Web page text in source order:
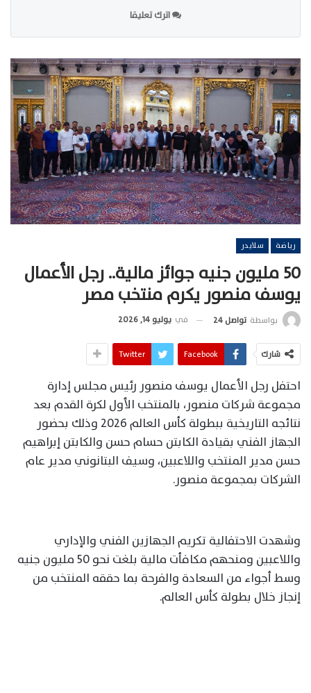
اترك تعليقا
رياضة سلايدر
50 مليون جنيه جوائز مالية.. رجل الأعمال
يوسف منصور يكرم منتخب مصر
بواسطة تواصل 24 في يوليو 14, 2026
شارك Facebook
Twitter
احتفل رجل الأعمال يوسف منصور رئيس مجلس إدارة
مجموعة شركات منصور، بالمنتخب الأول لكرة القدم بعد
نتائجه التاريخية ببطولة كأس العالم 2026 وذلك بحضور
الجهاز الفني بقيادة الكابتن حسام حسن والكابتن إبراهيم
حسن مدير المنتخب واللاعبين، وسيف البتانوني مدير عام
الشركات بمجموعة منصور.
وشهدت الاحتفالية تكريم الجهازين الفني والإداري
واللاعبين ومنحهم مكافأت مالية بلغت نحو 50 مليون جنيه
وسط أجواء من السعادة والفرحة بما حققه المنتخب من
إنجاز خلال بطولة كأس العالم.